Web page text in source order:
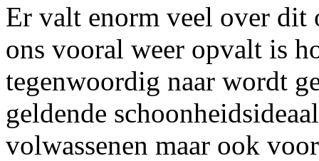
Er valt enorm veel over dit
ons vooral weer opvalt is
tegenwoordig naar wordt
geldende
volwassenen maar ook